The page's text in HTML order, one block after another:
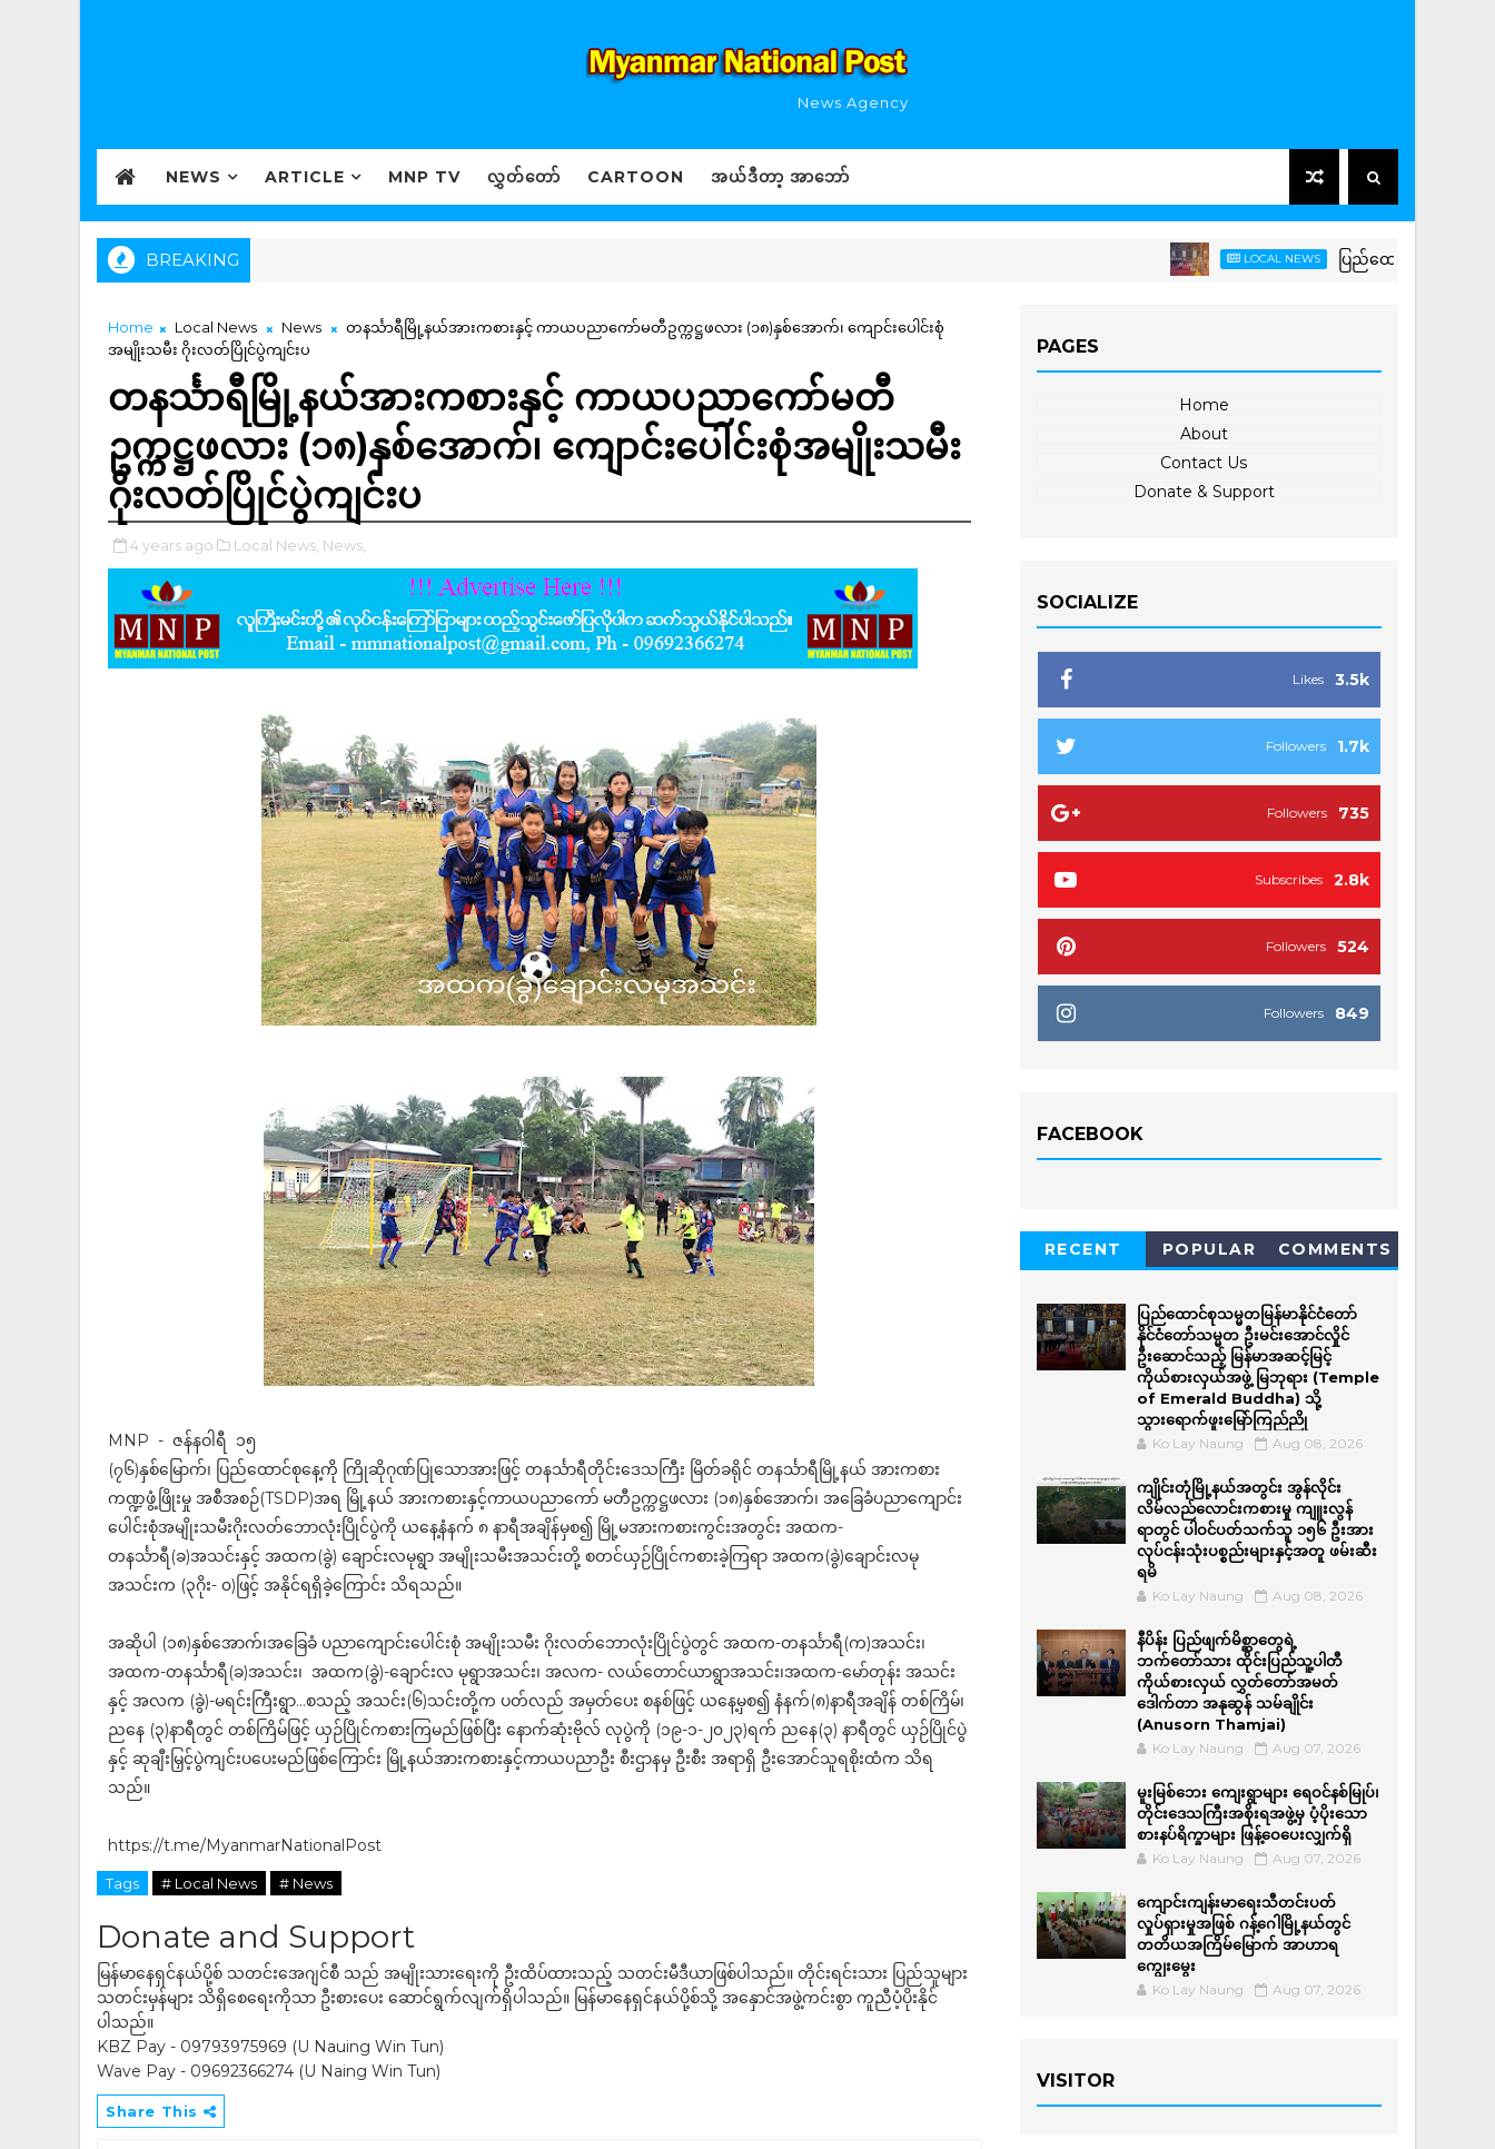
News Agency
NEWS ARTICLE MNP TV လွှတ်တော် CARTOON အယ်ဒီတာ့ အာဘော်
BREAKING LOCAL NEWS ပြည်ထောင်စုသမ္မတမြန်မာနိုင်
Home Local News News
တနင်္သာရီမြို့နယ်အားကစားနှင့် ကာယပညာကော်မတီဥက္ကဋ္ဌဖလား (၁၈)နှစ်အောက်၊ ကျောင်းပေါင်းစုံ
အမျိုးသမီး ဂိုးလတ်ပြိုင်ပွဲကျင်းပ
တနင်္သာရီမြို့နယ်အားကစားနှင့် ကာယပညာကော်မတီ
ဥက္ကဋ္ဌဖလား (၁၈)နှစ်အောက်၊ ကျောင်းပေါင်းစုံအမျိုးသမီး
ဂိုးလတ်ပြိုင်ပွဲကျင်းပ
4 years ago Local News, News,
MNP - ဇန်နဝါရီ ၁၅
(၇၆)နှစ်မြောက်၊ ပြည်ထောင်စုနေ့ကို ကြိုဆိုဂုဏ်ပြုသောအားဖြင့် တနင်္သာရီတိုင်းဒေသကြီး မြိတ်ခရိုင် တနင်္သာရီမြို့နယ် အားကစား
ကဏ္ဍဖွံ့ဖြိုးမှု အစီအစဉ်(TSDP)အရ မြို့နယ် အားကစားနှင့်ကာယပညာကော် မတီဥက္ကဋ္ဌဖလား (၁၈)နှစ်အောက်၊ အခြေခံပညာကျောင်း
ပေါင်းစုံအမျိုးသမီးဂိုးလတ်ဘောလုံးပြိုင်ပွဲကို ယနေ့နံနက် ၈ နာရီအချိန်မှစ၍ မြို့မအားကစားကွင်းအတွင်း အထက-
တနင်္သာရီ(ခ)အသင်းနှင့် အထက(ခွဲ) ချောင်းလမုရွာ အမျိုးသမီးအသင်းတို့ စတင်ယှဉ်ပြိုင်ကစားခဲ့ကြရာ အထက(ခွဲ)ချောင်းလမု
အသင်းက (၃ဂိုး- ၀)ဖြင့် အနိုင်ရရှိခဲ့ကြောင်း သိရသည်။
အဆိုပါ (၁၈)နှစ်အောက်၊အခြေခံ ပညာကျောင်းပေါင်းစုံ အမျိုးသမီး ဂိုးလတ်ဘောလုံးပြိုင်ပွဲတွင် အထက-တနင်္သာရီ(က)အသင်း၊
အထက-တနင်္သာရီ(ခ)အသင်း၊ အထက(ခွဲ)-ချောင်းလ မုရွာအသင်း၊ အလက- လယ်တောင်ယာရွာအသင်း၊အထက-မော်တုန်း အသင်း
နှင့် အလက (ခွဲ)-မရင်းကြီးရွာ…စသည့် အသင်း(၆)သင်းတို့က ပတ်လည် အမှတ်ပေး စနစ်ဖြင့် ယနေ့မှစ၍ နံနက်(၈)နာရီအချိန် တစ်ကြိမ်၊
ညနေ (၃)နာရီတွင် တစ်ကြိမ်ဖြင့် ယှဉ်ပြိုင်ကစားကြမည်ဖြစ်ပြီး နောက်ဆုံးဗိုလ် လုပွဲကို (၁၉-၁-၂၀၂၃)ရက် ညနေ(၃) နာရီတွင် ယှဉ်ပြိုင်ပွဲ
နှင့် ဆုချီးမြှင့်ပွဲကျင်းပပေးမည်ဖြစ်ကြောင်း မြို့နယ်အားကစားနှင့်ကာယပညာဦး စီးဌာနမှ ဦးစီး အရာရှိ ဦးအောင်သူရစိုးထံက သိရ
သည်။
https://t.me/MyanmarNationalPost
Tags # Local News # News
Donate and Support
မြန်မာနေရှင်နယ်ပို့စ် သတင်းအေဂျင်စီ သည် အမျိုးသားရေးကို ဦးထိပ်ထားသည့် သတင်းမီဒီယာဖြစ်ပါသည်။ တိုင်းရင်းသား ပြည်သူများ
သတင်းမှန်များ သိရှိစေရေးကိုသာ ဦးစားပေး ဆောင်ရွက်လျက်ရှိပါသည်။ မြန်မာနေရှင်နယ်ပို့စ်သို့ အနှောင်အဖွဲ့ကင်းစွာ ကူညီပံ့ပိုးနိုင်
ပါသည်။
KBZ Pay - 09793975969 (U Nauing Win Tun)
Wave Pay - 09692366274 (U Naing Win Tun)
Share This
PAGES
Home
About
Contact Us
Donate & Support
SOCIALIZE
3.5k
Likes
1.7k
Followers
735
Followers
2.8k
Subscribes
524
Followers
849
Followers
FACEBOOK
RECENT POPULAR COMMENTS
ပြည်ထောင်စုသမ္မတမြန်မာနိုင်ငံတော်
နိုင်ငံတော်သမ္မတ ဦးမင်းအောင်လှိုင်
ဦးဆောင်သည့် မြန်မာအဆင့်မြင့်
ကိုယ်စားလှယ်အဖွဲ့ မြဘုရား (Temple
of Emerald Buddha) သို့
သွားရောက်ဖူးမြော်ကြည်ညို
Ko Lay Naung Aug 08, 2026
ကျိုင်းတုံမြို့နယ်အတွင်း အွန်လိုင်း
လိမ်လည်လောင်းကစားမှု ကျူးလွန်
ရာတွင် ပါဝင်ပတ်သက်သူ ၁၅၆ ဦးအား
လုပ်ငန်းသုံးပစ္စည်းများနှင့်အတူ ဖမ်းဆီး
ရမိ
Ko Lay Naung Aug 08, 2026
နီပိန်း ပြည်ဖျက်မိစ္ဆာတွေရဲ့
ဘက်တော်သား ထိုင်းပြည်သူ့ပါတီ
ကိုယ်စားလှယ် လွှတ်တော်အမတ်
ဒေါက်တာ အနုဆွန် သမ်ချိုင်း
(Anusorn Thamjai)
Ko Lay Naung Aug 07, 2026
မူးမြစ်ဘေး ကျေးရွာများ ရေဝင်နစ်မြုပ်၊
တိုင်းဒေသကြီးအစိုးရအဖွဲ့မှ ပံ့ပိုးသော
စားနပ်ရိက္ခာများ ဖြန့်ဝေပေးလျှက်ရှိ
Ko Lay Naung Aug 07, 2026
ကျောင်းကျန်းမာရေးသီတင်းပတ်
လှုပ်ရှားမှုအဖြစ် ဂန့်ဂေါမြို့နယ်တွင်
တတိယအကြိမ်မြောက် အာဟာရ
ကျွေးမွေး
Ko Lay Naung Aug 07, 2026
VISITOR